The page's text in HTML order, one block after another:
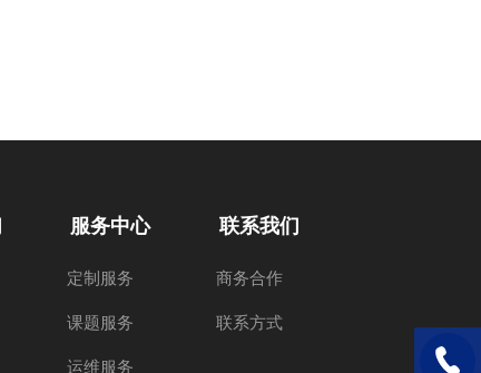
服务中心
定制服务
课题服务
运维服务
联系我们
商务合作
联系方式
电话